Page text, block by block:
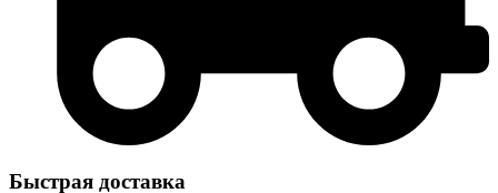
Быстрая доставка